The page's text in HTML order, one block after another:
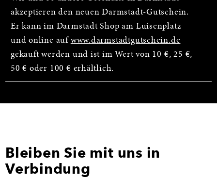
akzeptieren den neuen Darmstadt-Gutschein.
Er kann im Darmstadt Shop am Luisenplatz
und online auf www.darmstadtgutschein.de
gekauft werden und ist im Wert von 10 €, 25 €,
50 € oder 100 € erhältlich.
Bleiben Sie mit uns in
Verbindung